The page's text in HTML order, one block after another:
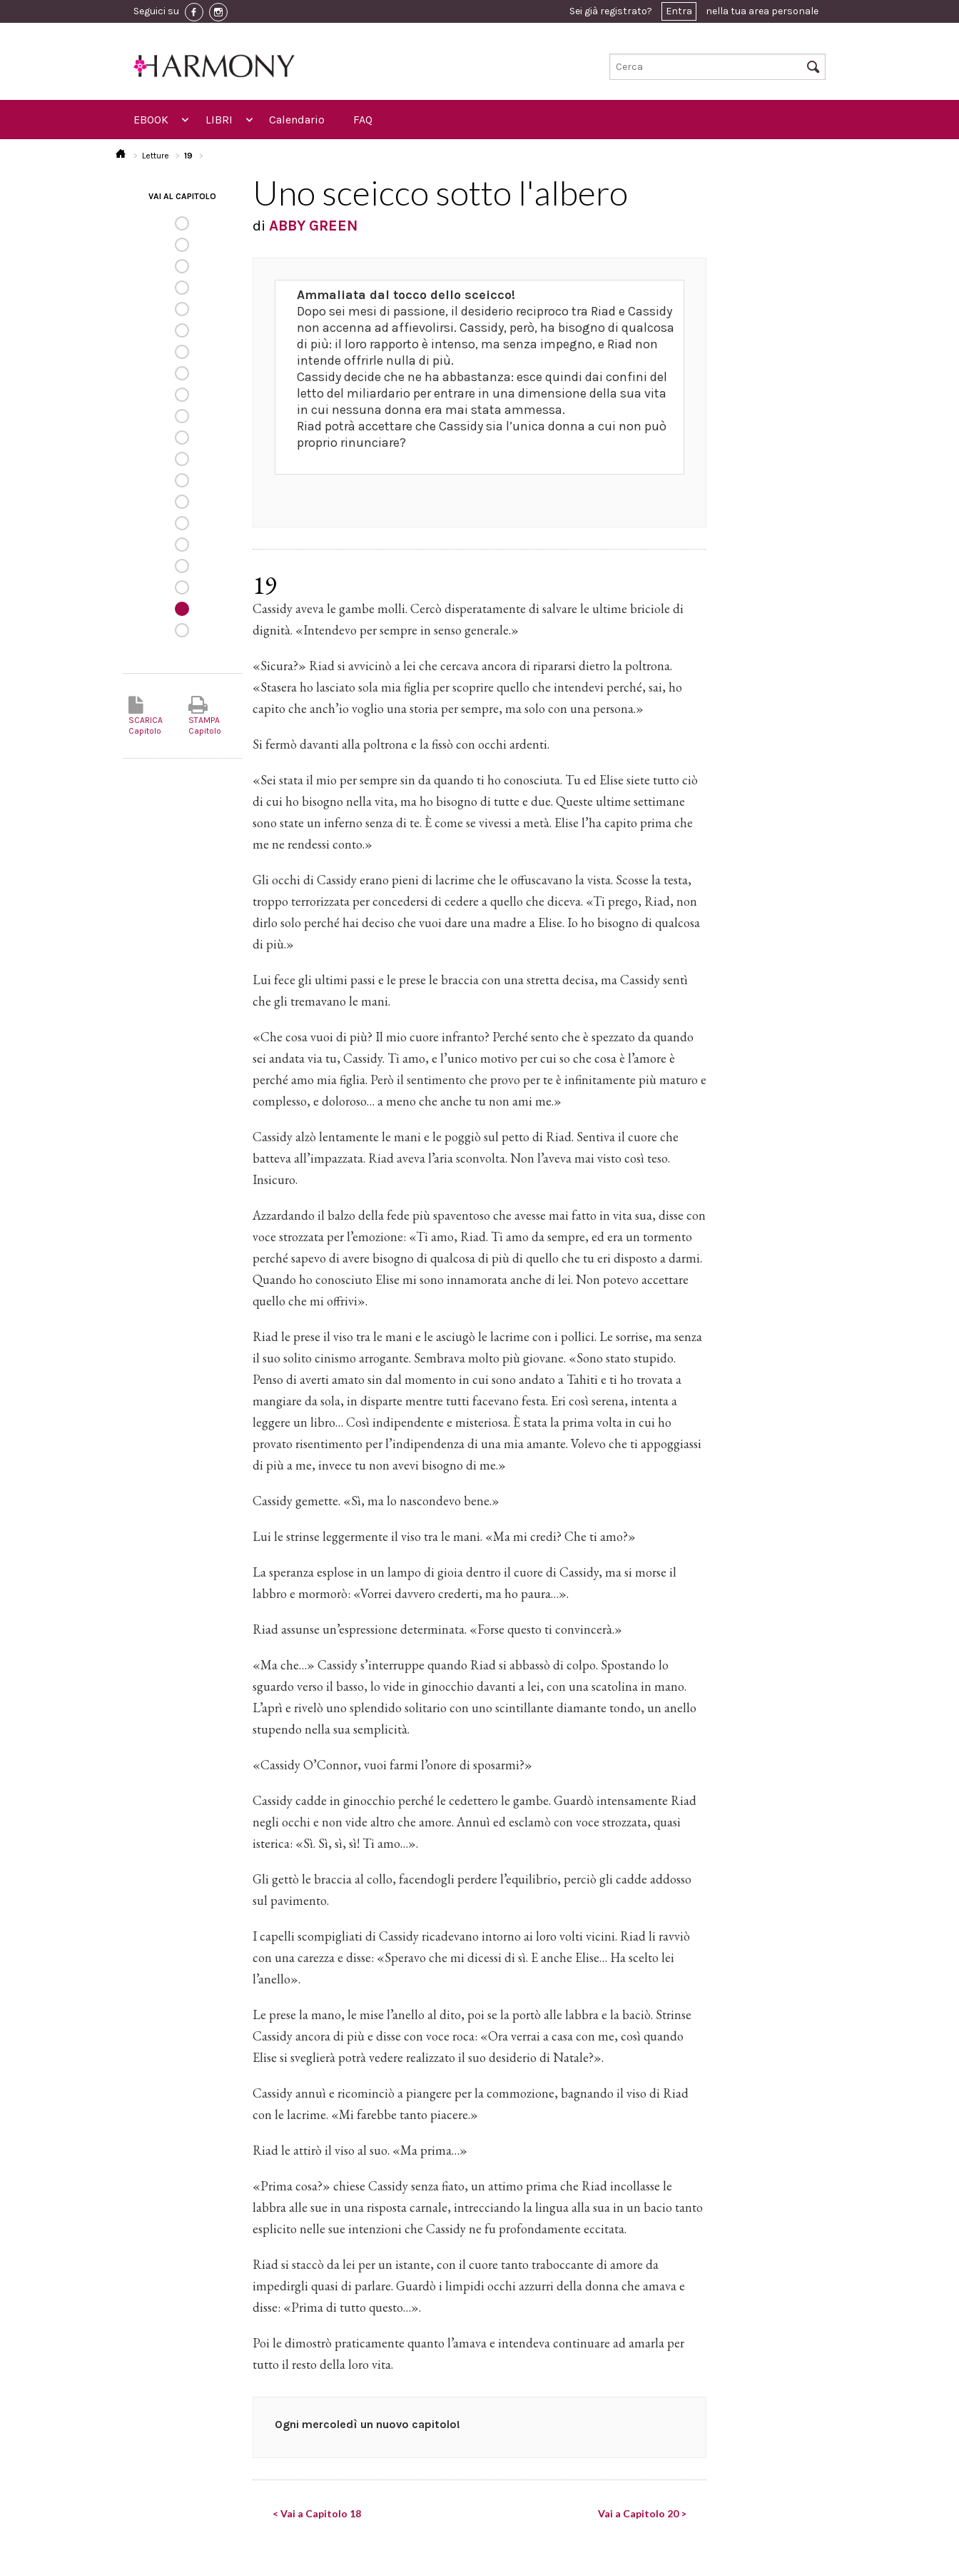
Seguici su Sei già registrato? Entra nella tua area personale
EBOOK LIBRI Calendario FAQ
Letture 19
VAI AL CAPITOLO
SCARICA
Capitolo
STAMPA
Capitolo
Uno sceicco sotto l'albero
di ABBY GREEN
Ammaliata dal tocco dello sceicco!
Dopo sei mesi di passione, il desiderio reciproco tra Riad e Cassidy
non accenna ad affievolirsi. Cassidy, però, ha bisogno di qualcosa
di più: il loro rapporto è intenso, ma senza impegno, e Riad non
intende offrirle nulla di più.
Cassidy decide che ne ha abbastanza: esce quindi dai confini del
letto del miliardario per entrare in una dimensione della sua vita
in cui nessuna donna era mai stata ammessa.
Riad potrà accettare che Cassidy sia l’unica donna a cui non può
proprio rinunciare?
19
Cassidy aveva le gambe molli. Cercò disperatamente di salvare le ultime briciole di
dignità. «Intendevo per sempre in senso generale.»
«Sicura?» Riad si avvicinò a lei che cercava ancora di ripararsi dietro la poltrona.
«Stasera ho lasciato sola mia figlia per scoprire quello che intendevi perché, sai, ho
capito che anch’io voglio una storia per sempre, ma solo con una persona.»
Si fermò davanti alla poltrona e la fissò con occhi ardenti.
«Sei stata il mio per sempre sin da quando ti ho conosciuta. Tu ed Elise siete tutto ciò
di cui ho bisogno nella vita, ma ho bisogno di tutte e due. Queste ultime settimane
sono state un inferno senza di te. È come se vivessi a metà. Elise l’ha capito prima che
me ne rendessi conto.»
Gli occhi di Cassidy erano pieni di lacrime che le offuscavano la vista. Scosse la testa,
troppo terrorizzata per concedersi di cedere a quello che diceva. «Ti prego, Riad, non
dirlo solo perché hai deciso che vuoi dare una madre a Elise. Io ho bisogno di qualcosa
di più.»
Lui fece gli ultimi passi e le prese le braccia con una stretta decisa, ma Cassidy sentì
che gli tremavano le mani.
«Che cosa vuoi di più? Il mio cuore infranto? Perché sento che è spezzato da quando
sei andata via tu, Cassidy. Ti amo, e l’unico motivo per cui so che cosa è l’amore è
perché amo mia figlia. Però il sentimento che provo per te è infinitamente più maturo e
complesso, e doloroso… a meno che anche tu non ami me.»
Cassidy alzò lentamente le mani e le poggiò sul petto di Riad. Sentiva il cuore che
batteva all’impazzata. Riad aveva l’aria sconvolta. Non l’aveva mai visto così teso.
Insicuro.
Azzardando il balzo della fede più spaventoso che avesse mai fatto in vita sua, disse con
voce strozzata per l’emozione: «Ti amo, Riad. Ti amo da sempre, ed era un tormento
perché sapevo di avere bisogno di qualcosa di più di quello che tu eri disposto a darmi.
Quando ho conosciuto Elise mi sono innamorata anche di lei. Non potevo accettare
quello che mi offrivi».
Riad le prese il viso tra le mani e le asciugò le lacrime con i pollici. Le sorrise, ma senza
il suo solito cinismo arrogante. Sembrava molto più giovane. «Sono stato stupido.
Penso di averti amato sin dal momento in cui sono andato a Tahiti e ti ho trovata a
mangiare da sola, in disparte mentre tutti facevano festa. Eri così serena, intenta a
leggere un libro… Così indipendente e misteriosa. È stata la prima volta in cui ho
provato risentimento per l’indipendenza di una mia amante. Volevo che ti appoggiassi
di più a me, invece tu non avevi bisogno di me.»
Cassidy gemette. «Sì, ma lo nascondevo bene.»
Lui le strinse leggermente il viso tra le mani. «Ma mi credi? Che ti amo?»
La speranza esplose in un lampo di gioia dentro il cuore di Cassidy, ma si morse il
labbro e mormorò: «Vorrei davvero crederti, ma ho paura…».
Riad assunse un’espressione determinata. «Forse questo ti convincerà.»
«Ma che…» Cassidy s’interruppe quando Riad si abbassò di colpo. Spostando lo
sguardo verso il basso, lo vide in ginocchio davanti a lei, con una scatolina in mano.
L’aprì e rivelò uno splendido solitario con uno scintillante diamante tondo, un anello
stupendo nella sua semplicità.
«Cassidy O’Connor, vuoi farmi l’onore di sposarmi?»
Cassidy cadde in ginocchio perché le cedettero le gambe. Guardò intensamente Riad
negli occhi e non vide altro che amore. Annuì ed esclamò con voce strozzata, quasi
isterica: «Sì. Sì, sì, sì! Ti amo…».
Gli gettò le braccia al collo, facendogli perdere l’equilibrio, perciò gli cadde addosso
sul pavimento.
I capelli scompigliati di Cassidy ricadevano intorno ai loro volti vicini. Riad li ravviò
con una carezza e disse: «Speravo che mi dicessi di sì. E anche Elise… Ha scelto lei
l’anello».
Le prese la mano, le mise l’anello al dito, poi se la portò alle labbra e la baciò. Strinse
Cassidy ancora di più e disse con voce roca: «Ora verrai a casa con me, così quando
Elise si sveglierà potrà vedere realizzato il suo desiderio di Natale?».
Cassidy annuì e ricominciò a piangere per la commozione, bagnando il viso di Riad
con le lacrime. «Mi farebbe tanto piacere.»
Riad le attirò il viso al suo. «Ma prima…»
«Prima cosa?» chiese Cassidy senza fiato, un attimo prima che Riad incollasse le
labbra alle sue in una risposta carnale, intrecciando la lingua alla sua in un bacio tanto
esplicito nelle sue intenzioni che Cassidy ne fu profondamente eccitata.
Riad si staccò da lei per un istante, con il cuore tanto traboccante di amore da
impedirgli quasi di parlare. Guardò i limpidi occhi azzurri della donna che amava e
disse: «Prima di tutto questo…».
Poi le dimostrò praticamente quanto l’amava e intendeva continuare ad amarla per
tutto il resto della loro vita.
Ogni mercoledì un nuovo capitolo!
< Vai a Capitolo 18 Vai a Capitolo 20 >